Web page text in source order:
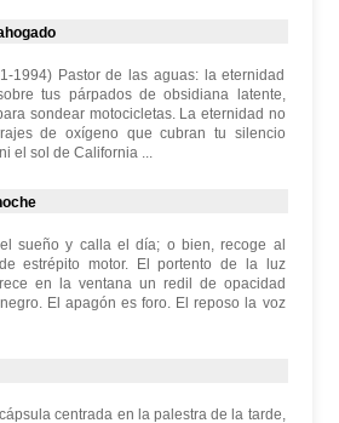
1994) Pastor de las aguas: la eternidad
tus párpados de obsidiana latente,
sondear motocicletas. La eternidad no
de oxígeno que cubran tu silencio
el sol de California ...
sueño y calla el día; o bien, recoge al
estrépito motor. El portento de la luz
en la ventana un redil de opacidad
El apagón es foro. El reposo la voz
centrada en la palestra de la tarde,